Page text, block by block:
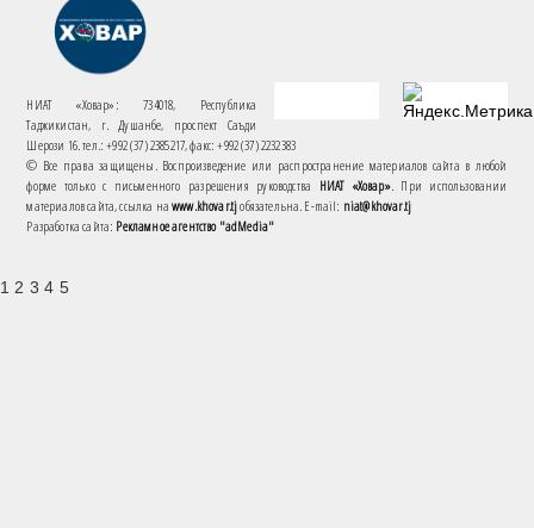
НИАТ «Ховар»: 734018, Республика
Таджикистан, г. Душанбе, проспект Саъди
Шерози 16. тел.: +992 (37) 2385217, факс: +992 (37) 2232383
© Все права защищены. Воспроизведение или распространение материалов сайта в любой
форме только с письменного разрешения руководства НИАТ «Ховар». При использовании
материалов сайта, ссылка наwww.khovar.tjобязательна. E-mail: niat@khovar.tj
Разработка сайта: Рекламное агентство "adMedia"
1 2 3 4 5